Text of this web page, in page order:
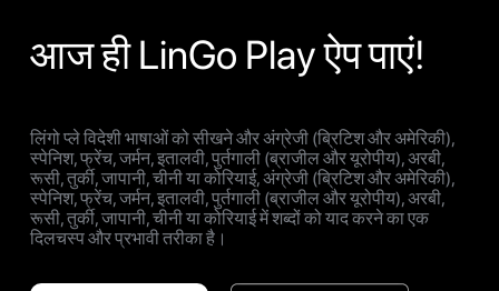
आज ही LinGo Play ऐप पाएं!
लिंगो प्ले विदेशी भाषाओं को सीखने और अंग्रेजी (ब्रिटिश और अमेरिकी),
स्पेनिश, फ्रेंच, जर्मन, इतालवी, पुर्तगाली (ब्राजील और यूरोपीय), अरबी,
रूसी, तुर्की, जापानी, चीनी या कोरियाई, अंग्रेजी (ब्रिटिश और अमेरिकी),
स्पेनिश, फ्रेंच, जर्मन, इतालवी, पुर्तगाली (ब्राजील और यूरोपीय), अरबी,
रूसी, तुर्की, जापानी, चीनी या कोरियाई में शब्दों को याद करने का एक
दिलचस्प और प्रभावी तरीका है।